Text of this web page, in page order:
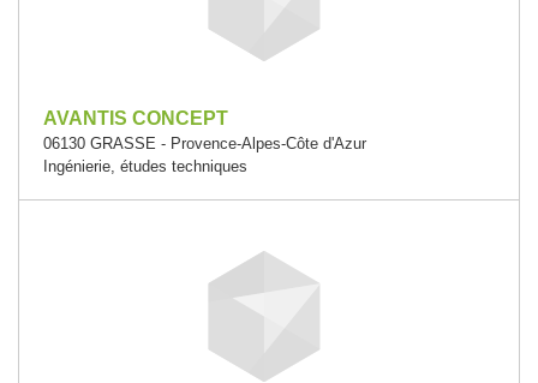
AVANTIS CONCEPT
06130 GRASSE - Provence-Alpes-Côte d'Azur
Ingénierie, études techniques